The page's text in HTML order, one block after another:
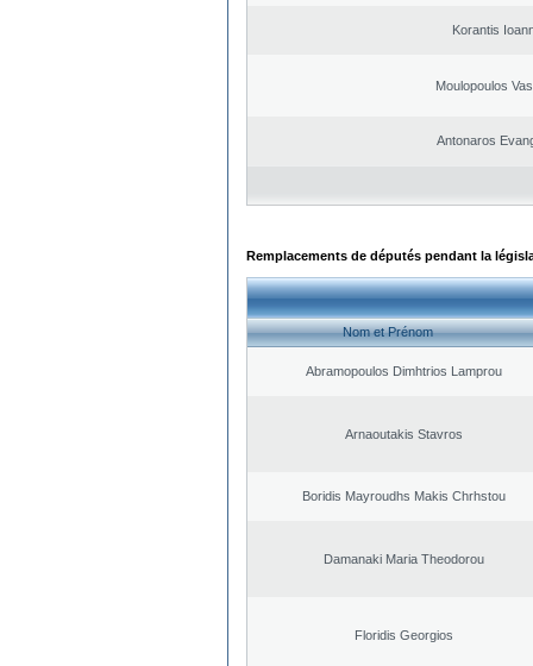
Korantis
Moulopoulos
Antonaros
Remplacements de députés pendant la
Nom et Prénom
Abramopoulos Dimhtrios Lamprou
Arnaoutakis Stavros
Boridis Mayroudhs Makis Chrhstou
Damanaki Maria Theodorou
Floridis Georgios